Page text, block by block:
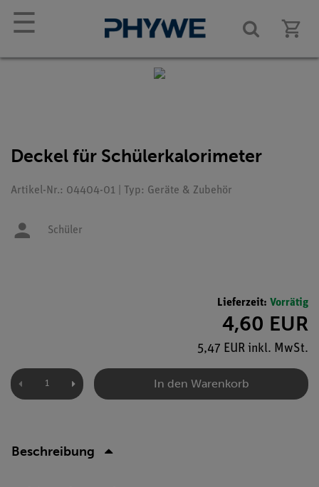
☰
Deckel für Schülerkalorimeter
Artikel-Nr.: 04404-01 | Typ: Geräte & Zubehör
Schüler
Lieferzeit: Vorrätig
4,60 EUR
5,47 EUR inkl. MwSt.
In den Warenkorb
Beschreibung